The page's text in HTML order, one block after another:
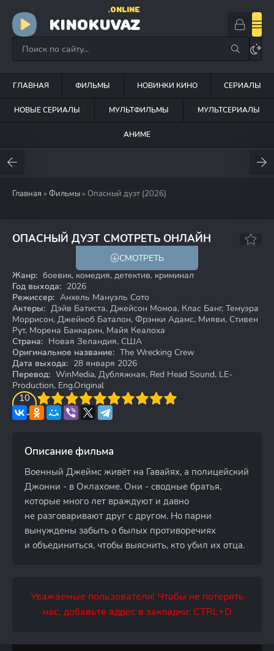
KINOKUVAZ
.ONLINE
ГЛАВНАЯ ФИЛЬМЫ НОВИНКИ КИНО СЕРИАЛЫ
НОВЫЕ СЕРИАЛЫ МУЛЬТФИЛЬМЫ МУЛЬТСЕРИАЛЫ
АНИМЕ
Главная » Фильмы » Опасный дуэт (2026)
ОПАСНЫЙ ДУЭТ СМОТРЕТЬ ОНЛАЙН
6.2 6.5
СМОТРЕТЬ
Жанр: боевик, комедия, детектив, криминал
Год выхода: 2026
Режиссер: Анхель Мануэль Сото
Актеры: Дэйв Батиста, Джейсон Момоа, Клас Банг, Темуэра
Моррисон, Джейкоб Баталон, Фрэнки Адамс, Мияви, Стивен
Рут, Морена Баккарин, Майя Кеалоха
Страна: Новая Зеландия, США
Оригинальное название: The Wrecking Crew
Дата выхода: 28 января 2026
Перевод: WinMedia, Дубляжная, Red Head Sound, LE-
Production, Eng.Original
10
4 5 6 7 8 9 10
Описание фильма
Военный Джеймс живёт на Гавайях, а полицейский
Джонни - в Оклахоме. Они - сводные братья,
которые много лет враждуют и давно
не разговаривают друг с другом. Но парни
вынуждены забыть о былых противоречиях
и объединиться, чтобы выяснить, кто убил их отца.
Уважаемые пользователи! Чтобы не потерять
нас, добавьте адрес в закладки: CTRL+D